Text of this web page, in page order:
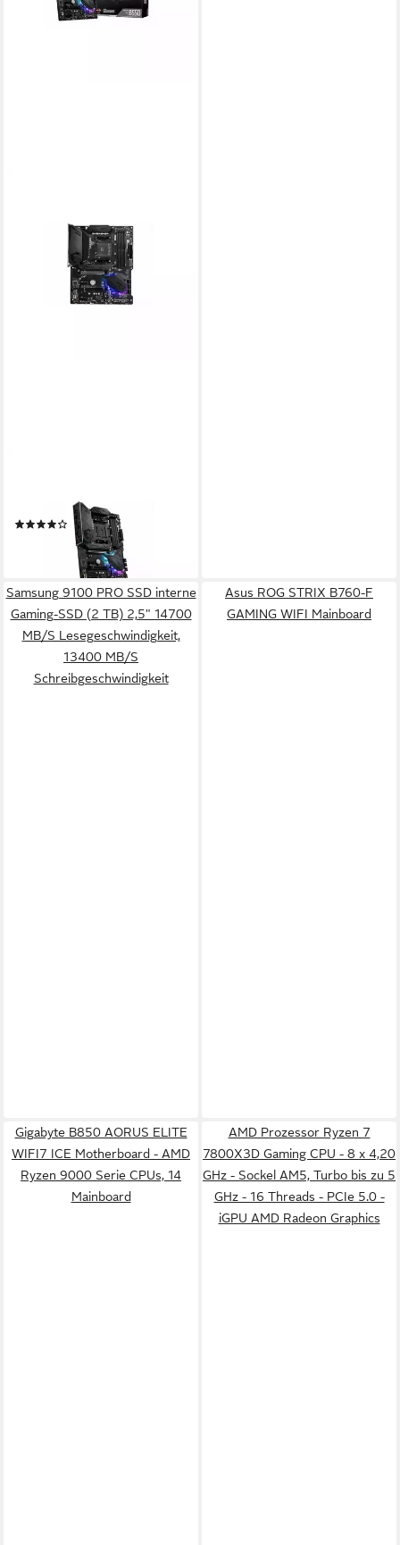
Mainboard
(16)
ab 149,90 €
leider ausverkauft
Samsung 9100 PRO SSD interne
Gaming-SSD (2 TB) 2,5" 14700
MB/S Lesegeschwindigkeit,
13400 MB/S
Schreibgeschwindigkeit
Asus ROG STRIX B760-F
GAMING WIFI Mainboard
Gigabyte B850 AORUS ELITE
WIFI7 ICE Motherboard - AMD
Ryzen 9000 Serie CPUs, 14
Mainboard
AMD Prozessor Ryzen 7
7800X3D Gaming CPU - 8 x 4,20
GHz - Sockel AM5, Turbo bis zu 5
GHz - 16 Threads - PCIe 5.0 -
iGPU AMD Radeon Graphics